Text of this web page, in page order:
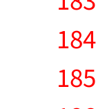
184
185